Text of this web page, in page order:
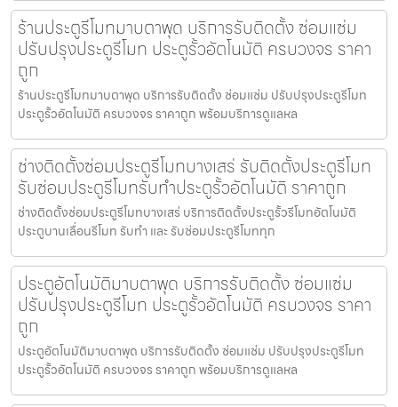
ร้านประตูรีโมทมาบตาพุด บริการรับติดตั้ง ซ่อมแซ่ม
ปรับปรุงประตูรีโมท ประตูรั้วอัตโนมัติ ครบวงจร ราคา
ถูก
ร้านประตูรีโมทมาบตาพุด บริการรับติดตั้ง ซ่อมแซ่ม ปรับปรุงประตูรีโมท
ประตูรั้วอัตโนมัติ ครบวงจร ราคาถูก พร้อมบริการดูแลหล
ช่างติดตั้งซ่อมประตูรีโมทบางเสร่ รับติดตั้งประตูรีโมท
รับซ่อมประตูรีโมทรับทำประตูรั้วอัตโนมัติ ราคาถูก
ช่างติดตั้งซ่อมประตูรีโมทบางเสร่ บริการติดตั้งประตูรั้วรีโมทอัตโนมัติ
ประตูบานเลื่อนรีโมท รับทำ และ รับซ่อมประตูรีโมททุก
ประตูอัตโนมัติมาบตาพุด บริการรับติดตั้ง ซ่อมแซ่ม
ปรับปรุงประตูรีโมท ประตูรั้วอัตโนมัติ ครบวงจร ราคา
ถูก
ประตูอัตโนมัติมาบตาพุด บริการรับติดตั้ง ซ่อมแซ่ม ปรับปรุงประตูรีโมท
ประตูรั้วอัตโนมัติ ครบวงจร ราคาถูก พร้อมบริการดูแลหล